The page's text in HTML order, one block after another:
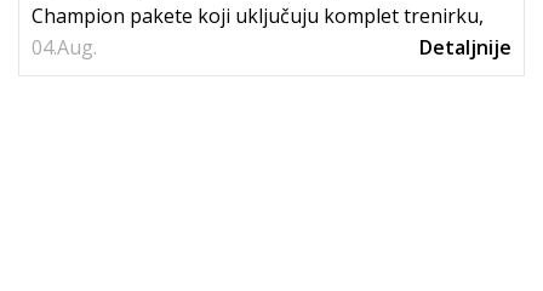
04.Aug.
Champion pakete koji uključuju komplet trenirku,
tenisice i...
Detaljnije